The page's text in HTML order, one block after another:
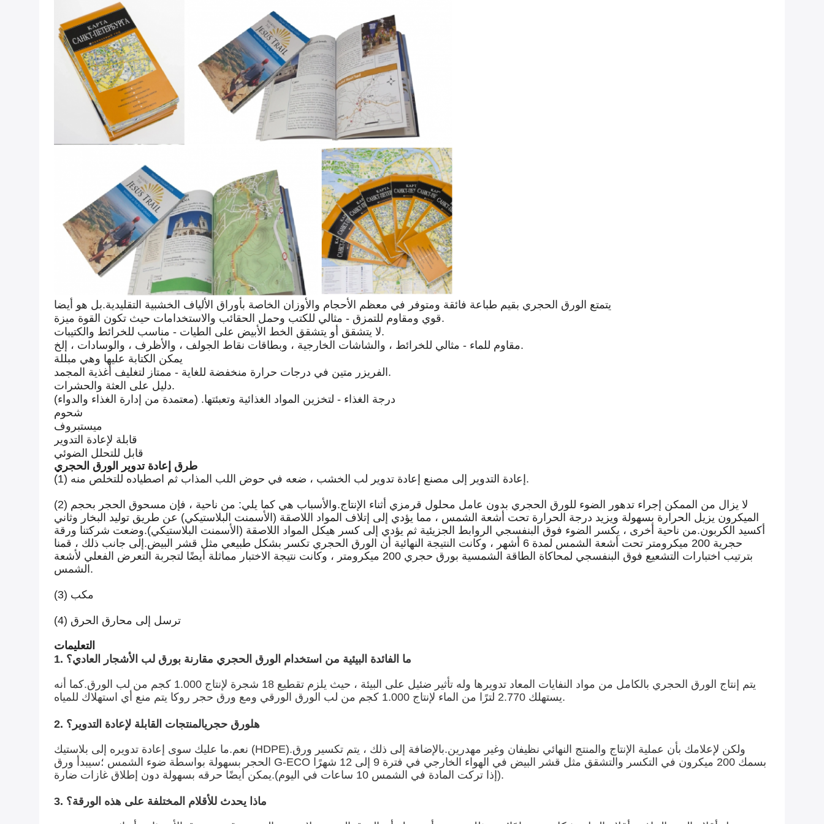
يتمتع الورق الحجري بقيم طباعة فائقة ومتوفر في معظم الأحجام والأوزان الخاصة بأوراق الألياف الخشبية التقليدية.بل هو أيضا
قوي ومقاوم للتمزق - مثالي للكتب وحمل الحقائب والاستخدامات حيث تكون القوة ميزة.
لا يتشقق أو يتشقق الخط الأبيض على الطيات - مناسب للخرائط والكتيبات.
مقاوم للماء - مثالي للخرائط ، والشاشات الخارجية ، وبطاقات نقاط الجولف ، والأظرف ، والوسادات ، إلخ.
يمكن الكتابة عليها وهي مبللة
الفريزر متين في درجات حرارة منخفضة للغاية - ممتاز لتغليف أغذية المجمد.
دليل على العثة والحشرات.
درجة الغذاء - لتخزين المواد الغذائية وتعبئتها. (معتمدة من إدارة الغذاء والدواء)
شحوم
ميستبروف
قابلة لإعادة التدوير
قابل للتحلل الضوئي
طرق إعادة تدوير الورق الحجري
(1) إعادة التدوير إلى مصنع إعادة تدوير لب الخشب ، ضعه في حوض اللب المذاب ثم اصطياده للتخلص منه.
(2) لا يزال من الممكن إجراء تدهور الضوء للورق الحجري بدون عامل محلول قرمزي أثناء الإنتاج.والأسباب هي كما يلي: من ناحية ، فإن مسحوق الحجر بحجم
الميكرون يزيل الحرارة بسهولة ويزيد درجة الحرارة تحت أشعة الشمس ، مما يؤدي إلى إتلاف المواد اللاصقة (الأسمنت البلاستيكي) عن طريق توليد البخار وثاني
أكسيد الكربون.من ناحية أخرى ، يكسر الضوء فوق البنفسجي الروابط الجزيئية ثم يؤدي إلى كسر هيكل المواد اللاصقة (الأسمنت البلاستيكي).وضعت شركتنا ورقة
حجرية 200 ميكرومتر تحت أشعة الشمس لمدة 6 أشهر ، وكانت النتيجة النهائية أن الورق الحجري تكسر بشكل طبيعي مثل قشر البيض.إلى جانب ذلك ، قمنا
بترتيب اختبارات التشعيع فوق البنفسجي لمحاكاة الطاقة الشمسية بورق حجري 200 ميكرومتر ، وكانت نتيجة الاختبار مماثلة أيضًا لتجربة التعرض الفعلي لأشعة
الشمس.
(3) مكب
(4) ترسل إلى محارق الحرق
التعليمات
1. ما الفائدة البيئية من استخدام الورق الحجري مقارنة بورق لب الأشجار العادي؟
يتم إنتاج الورق الحجري بالكامل من مواد النفايات المعاد تدويرها وله تأثير ضئيل على البيئة ، حيث يلزم تقطيع 18 شجرة لإنتاج 1.000 كجم من لب الورق.كما أنه
يستهلك 2.770 لترًا من الماء لإنتاج 1.000 كجم من لب الورق الورقي ومع ورق حجر روكا يتم منع أي استهلاك للمياه.
2. هلورق حجريالمنتجات القابلة لإعادة التدوير؟
نعم.ما عليك سوى إعادة تدويره إلى بلاستيك (HDPE).ولكن لإعلامك بأن عملية الإنتاج والمنتج النهائي نظيفان وغير مهدرين.بالإضافة إلى ذلك ، يتم تكسير ورق
الحجر بسهولة بواسطة ضوء الشمس ؛سيبدأ ورق G-ECO بسمك 200 ميكرون في التكسر والتشقق مثل قشر البيض في الهواء الخارجي في فترة 9 إلى 12 شهرًا
(إذا تركت المادة في الشمس 10 ساعات في اليوم).يمكن أيضًا حرقه بسهولة دون إطلاق غازات ضارة.
3. ماذا يحدث للأقلام المختلفة على هذه الورقة؟